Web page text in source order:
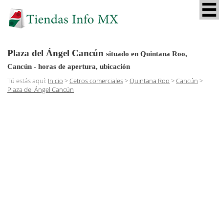
Plaza del Ángel Cancún situado en Quintana Roo,
Cancún - horas de apertura, ubicación
Tú estás aquí: Inicio >Cetros comerciales>Quintana Roo >Cancún >
Plaza del Ángel Cancún